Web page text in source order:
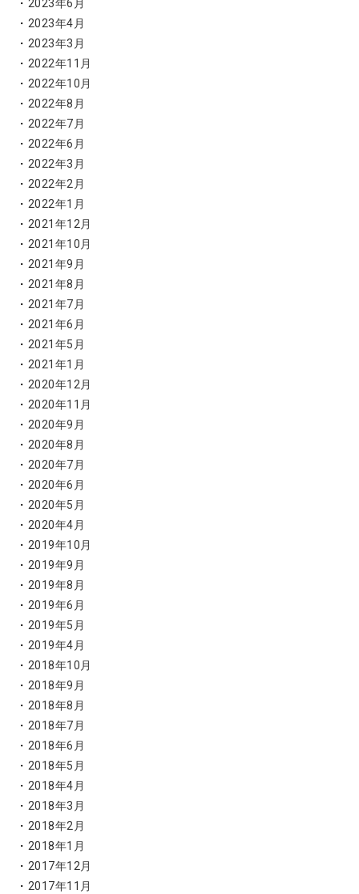
2023年6月
2023年4月
2023年3月
2022年11月
2022年10月
2022年8月
2022年7月
2022年6月
2022年3月
2022年2月
2022年1月
2021年12月
2021年10月
2021年9月
2021年8月
2021年7月
2021年6月
2021年5月
2021年1月
2020年12月
2020年11月
2020年9月
2020年8月
2020年7月
2020年6月
2020年5月
2020年4月
2019年10月
2019年9月
2019年8月
2019年6月
2019年5月
2019年4月
2018年10月
2018年9月
2018年8月
2018年7月
2018年6月
2018年5月
2018年4月
2018年3月
2018年2月
2018年1月
2017年12月
2017年11月